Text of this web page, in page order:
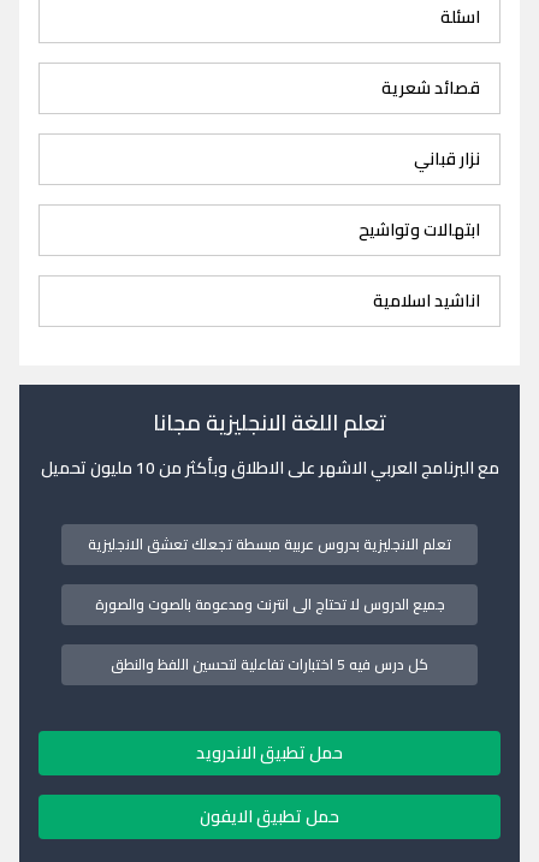
اسئلة
قصائد شعرية
نزار قباني
ابتهالات وتواشيح
اناشيد اسلامية
تعلم اللغة الانجليزية مجانا
مع البرنامج العربي الاشهر على الاطلاق وبأكثر من 10 مليون تحميل
تعلم الانجليزية بدروس عربية مبسطة تجعلك تعشق الانجليزية
جميع الدروس لا تحتاج الى انترنت ومدعومة بالصوت والصورة
كل درس فيه 5 اختبارات تفاعلية لتحسين اللفظ والنطق
حمل تطبيق الاندرويد
حمل تطبيق الايفون